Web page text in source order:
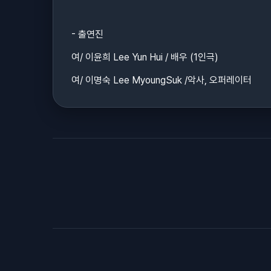
- 출연진
여/ 이윤희 Lee Yun Hui / 배우 (1인극)
여/ 이명숙 Lee MyoungSuk /악사, 오퍼레이터